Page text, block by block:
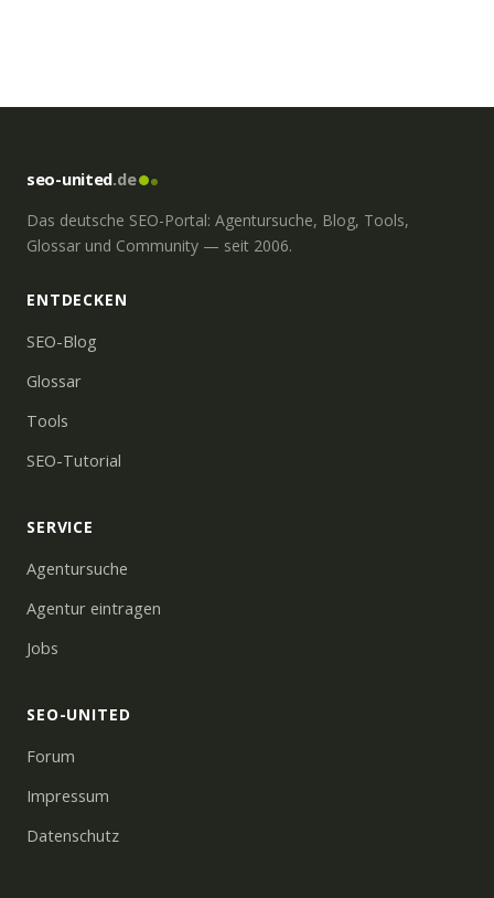
seo-united.de
Das deutsche SEO-Portal: Agentursuche, Blog, Tools,
Glossar und Community — seit 2006.
ENTDECKEN
SEO-Blog
Glossar
Tools
SEO-Tutorial
SERVICE
Agentursuche
Agentur eintragen
Jobs
SEO-UNITED
Forum
Impressum
Datenschutz